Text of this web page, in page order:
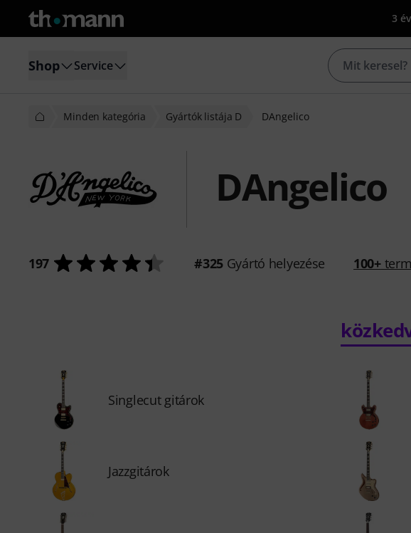
3
Shop Service
Minden kategória Gyártók listája D DAngelico
DAngelico
197 #325Gyártó helyezése 100+
Singlecut gitárok
Jazzgitárok